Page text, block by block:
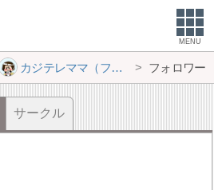
MENU
カジテレママ（フロクスキー） フォロワー
サークル